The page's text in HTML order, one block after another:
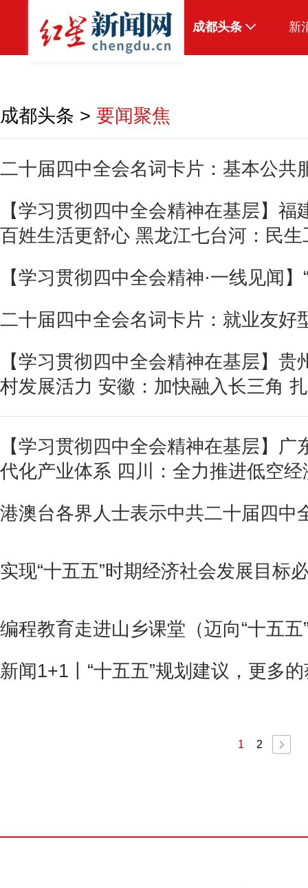
成都头条
区域
热点专题
传真机
新
成都头条 > 要闻聚焦
二十届四中全会名词卡片：基本公共
【学习贯彻四中全会精神在基层】
百姓生活更舒心 黑龙江七台河：民
【学习贯彻四中全会精神·一线见闻
二十届四中全会名词卡片：就业友好
【学习贯彻四中全会精神在基层】
村发展活力 安徽：加快融入长三角
【学习贯彻四中全会精神在基层】
代化产业体系 四川：全力推进低空
港澳台各界人士表示中共二十届四中
实现“十五五”时期经济社会发展目标
编程教育走进山乡课堂（迈向“十五五
新闻1+1丨“十五五”规划建议，更多
1 2